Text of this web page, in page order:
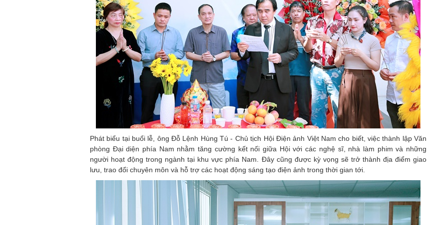
Phát biểu tại buổi lễ, ông Đỗ Lệnh Hùng Tú - Chủ tịch Hội Điện ảnh Việt Nam cho biết, việc thành lập Văn
phòng Đại diện phía Nam nhằm tăng cường kết nối giữa Hội với các nghệ sĩ, nhà làm phim và những
người hoạt động trong ngành tại khu vực phía Nam. Đây cũng được kỳ vọng sẽ trở thành địa điểm giao
lưu, trao đổi chuyên môn và hỗ trợ các hoạt động sáng tạo điện ảnh trong thời gian tới.